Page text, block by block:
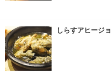
しらすアヒージョ